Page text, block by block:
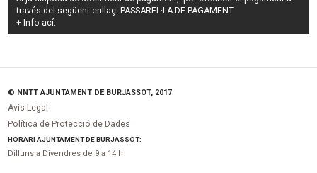
través del següent enllaç: PASSAREL·LA DE PAGAMENT
+ Info ací.
© NNTT AJUNTAMENT DE BURJASSOT, 2017
Avís Legal
Política de Protecció de Dades
HORARI AJUNTAMENT DE BURJASSOT:
Dilluns a Divendres de 9 a 14 h